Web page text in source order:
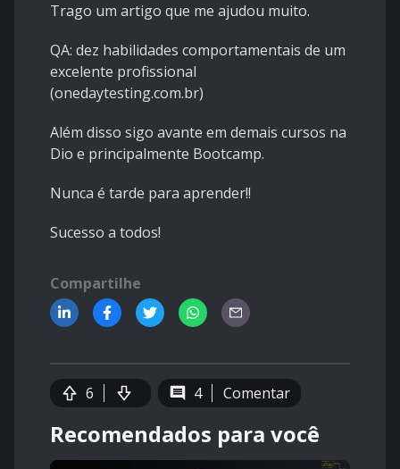
Trago um artigo que me ajudou muito.
QA: dez habilidades comportamentais de um
excelente profissional
(onedaytesting.com.br)
Além disso sigo avante em demais cursos na
Dio e principalmente Bootcamp.
Nunca é tarde para aprender!!
Sucesso a todos!
Compartilhe
6 4 Comentar
Recomendados para você